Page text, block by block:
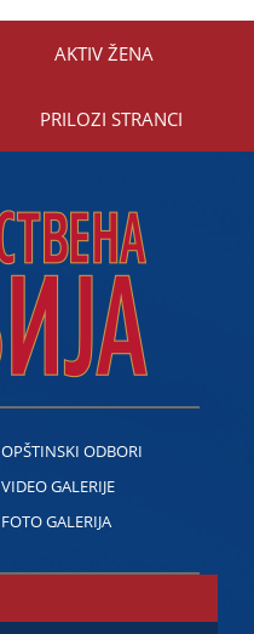
AKTIV ŽENA
PRILOZI STRANCI
OPŠTINSKI ODBORI
VIDEO GALERIJE
FOTO GALERIJA